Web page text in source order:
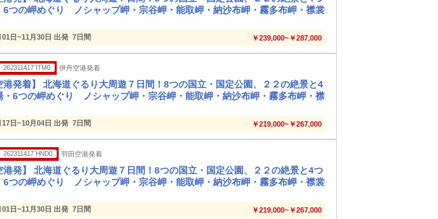
6つの岬めぐり ノシャップ岬・宗谷岬・能取岬・納沙布岬・霧多布岬・襟裳
01日~11月30日 出発 7日間 ￥239,000~￥287,000
262311417`ITM0 伊丹空港発着
港発着】 北海道ぐるり大周遊７日間！8つの国立・国定公園、２２の絶景と4
・6つの岬めぐり ノシャップ岬・宗谷岬・能取岬・納沙布岬・霧多布岬・襟
17日~10月04日 出発 7日間 ￥219,000~￥267,000
262311417`HND0 羽田空港発着
港発】 北海道ぐるり大周遊７日間！8つの国立・国定公園、２２の絶景と4つ
6つの岬めぐり ノシャップ岬・宗谷岬・能取岬・納沙布岬・霧多布岬・襟裳
01日~11月30日 出発 7日間 ￥219,000~￥267,000